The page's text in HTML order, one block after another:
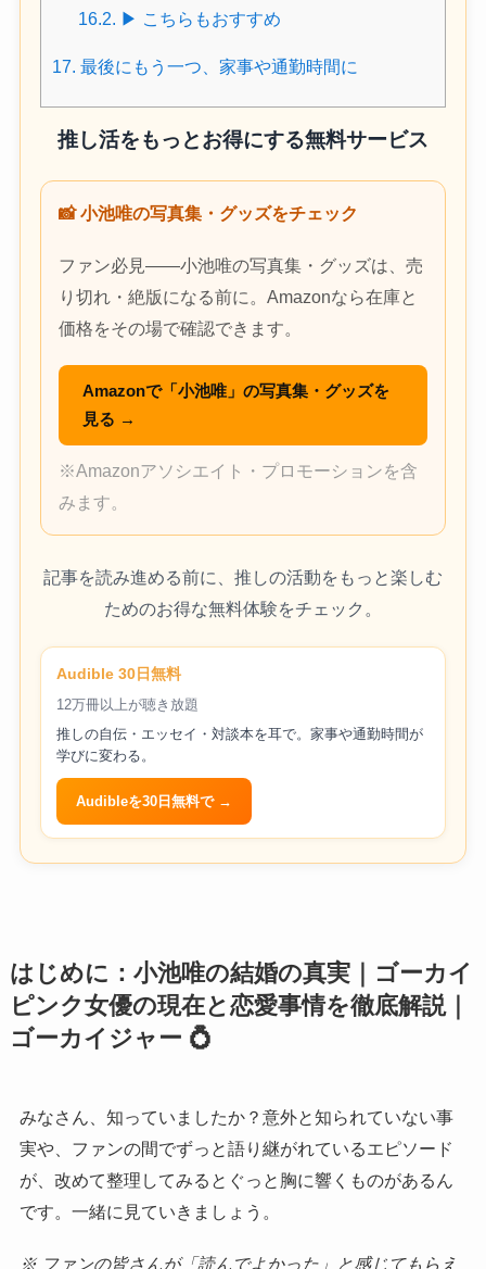
16.2. ▶ こちらもおすすめ
17. 最後にもう一つ、家事や通勤時間に
推し活をもっとお得にする無料サービス
📸 小池唯の写真集・グッズをチェック
ファン必見——小池唯の写真集・グッズは、売
り切れ・絶版になる前に。Amazonなら在庫と
価格をその場で確認できます。
Amazonで「小池唯」の写真集・グッズを
見る →
※Amazonアソシエイト・プロモーションを含
みます。
記事を読み進める前に、推しの活動をもっと楽しむ
ためのお得な無料体験をチェック。
Audible 30日無料
12万冊以上が聴き放題
推しの自伝・エッセイ・対談本を耳で。家事や通勤時間が
学びに変わる。
Audibleを30日無料で →
はじめに：小池唯の結婚の真実｜ゴーカイ
ピンク女優の現在と恋愛事情を徹底解説｜
ゴーカイジャー 💍
みなさん、知っていましたか？意外と知られていない事
実や、ファンの間でずっと語り継がれているエピソード
が、改めて整理してみるとぐっと胸に響くものがあるん
です。一緒に見ていきましょう。
※ ファンの皆さんが「読んでよかった」と感じてもらえ